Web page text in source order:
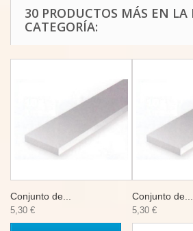
30 PRODUCTOS MÁS EN
CATEGORÍA:
Conjunto de...
5,30 €
Conjunto de...
5,30 €